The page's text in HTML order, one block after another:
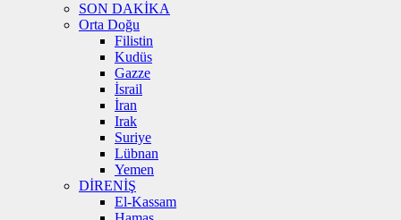
SON DAKİKA
Orta Doğu
Filistin
Kudüs
Gazze
İsrail
İran
Irak
Suriye
Lübnan
Yemen
DİRENİŞ
El-Kassam